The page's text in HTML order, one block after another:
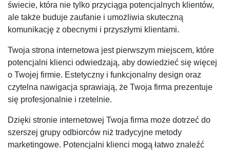
świecie, która nie tylko przyciąga potencjalnych klientów,
ale także buduje zaufanie i umożliwia skuteczną
komunikację z obecnymi i przyszłymi klientami.
Twoja strona internetowa jest pierwszym miejscem, które
potencjalni klienci odwiedzają, aby dowiedzieć się więcej
o Twojej firmie. Estetyczny i funkcjonalny design oraz
czytelna nawigacja sprawiają, że Twoja firma prezentuje
się profesjonalnie i rzetelnie.
Dzięki stronie internetowej Twoja firma może dotrzeć do
szerszej grupy odbiorców niż tradycyjne metody
marketingowe. Potencjalni klienci mogą łatwo znaleźć